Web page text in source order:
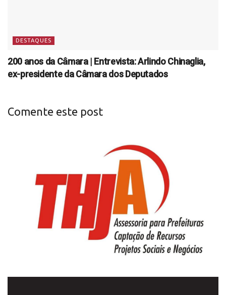
DESTAQUES
200 anos da Câmara | Entrevista: Arlindo Chinaglia,
ex-presidente da Câmara dos Deputados
Comente este post